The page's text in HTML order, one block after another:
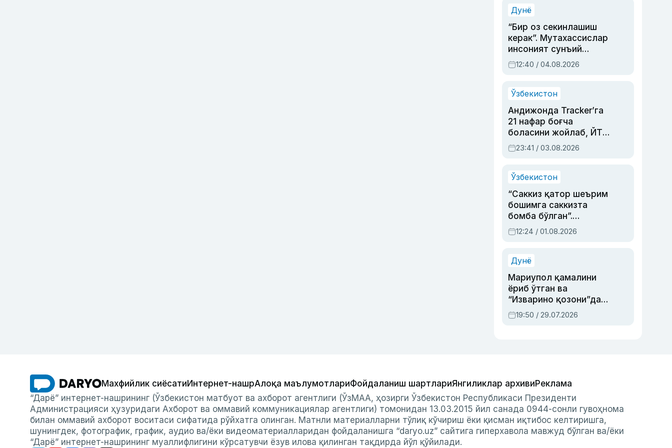
синовларга тўла ҳаёти
Дунё
“Бир оз секинлашиш
керак”. Мутахассислар
инсоният сунъий
интеллектни бошқара
олмай қолишидан
12:40 / 04.08.2026
Ўзбекистон
Андижонда Tracker’га
21 нафар боғча
боласини жойлаб, ЙТҲ
содир этган аёлга суд
ҳукми ўқилди
23:41 / 03.08.2026
Ўзбекистон
“Саккиз қатор шеърим
бошимга саккизта
бомба бўлган”.
Абдулла Ориповни
сиёсий айбловлардан
12:24 / 01.08.2026
Дунё
Мариупол қамалини
ёриб ўтган ва
“Изварино қозони”дан
чиққан қаҳрамон —
Украина армияси бош
19:50 / 29.07.2026
Махфийлик сиёсатиИнтернет-нашрАлоқа маълумотлариФойдаланиш шартлариЯнгиликлар архивиРеклама
“Дарё” интернет-нашрининг (Ўзбекистон матбуот ва ахборот агентлиги (ЎзМАА, ҳозирги Ўзбекистон Республикаси Президенти
Администрацияси ҳузуридаги Ахборот ва оммавий коммуникациялар агентлиги) томонидан 13.03.2015 йил санада 0944-сонли гувоҳнома
билан оммавий ахборот воситаси сифатида рўйхатга олинган. Матнли материалларни тўлиқ кўчириш ёки қисман иқтибос келтиришга,
шунингдек, фотографик, график, аудио ва/ёки видеоматериалларидан фойдаланишга “daryo.uz” сайтига гиперхавола мавжуд бўлган ва/ёки
“Дарё” интернет-нашрининг муаллифлигини кўрсатувчи ёзув илова қилинган тақдирда йўл қўйилади.